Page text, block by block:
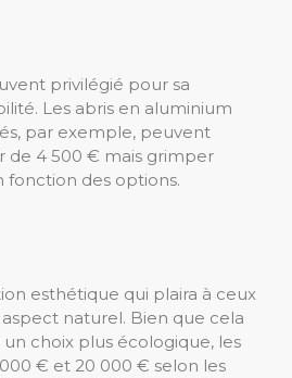
privilégié pour sa
Les abris en aluminium
par exemple, peuvent
de 4 500 € mais grimper
fonction des options.
esthétique qui plaira à ceux
naturel. Bien que cela
choix plus écologique, les
€ et 20 000 € selon les